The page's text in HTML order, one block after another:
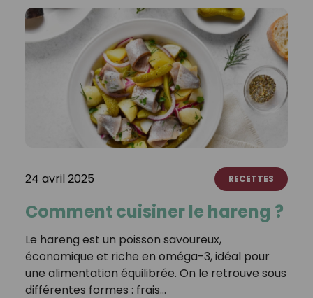
24 avril 2025 RECETTES
Comment cuisiner le hareng ?
Le hareng est un poisson savoureux,
économique et riche en oméga-3, idéal pour
une alimentation équilibrée. On le retrouve sous
différentes formes : frais…